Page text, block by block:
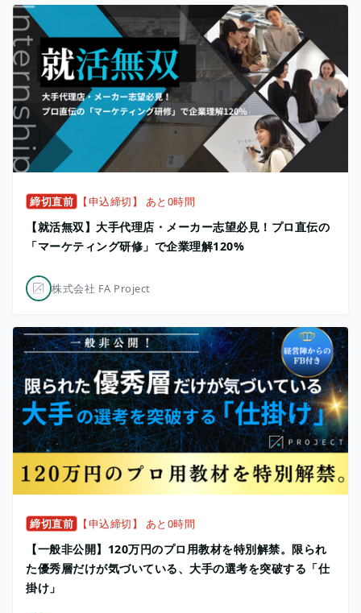
締切直前 【申込締切】 あと0時間
【就活無双】大手代理店・メーカー志望必見！プロ直伝の
「マーケティング研修」で企業理解120%
株式会社 FA Project
締切直前 【申込締切】 あと0時間
【一般非公開】120万円のプロ用教材を特別解禁。限られ
た優秀層だけが気づいている、大手の選考を突破する「仕
掛け」